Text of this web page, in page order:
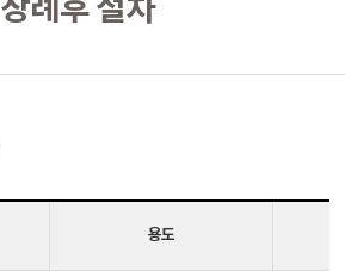
장례후 절차
용도